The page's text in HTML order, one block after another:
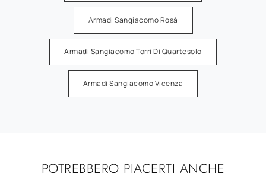
Armadi Sangiacomo Rosà
Armadi Sangiacomo Torri Di Quartesolo
Armadi Sangiacomo Vicenza
POTREBBERO PIACERTI ANCHE